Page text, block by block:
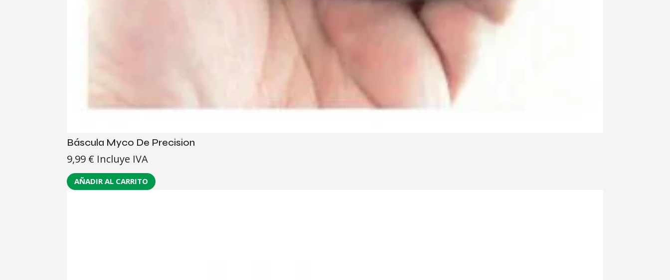
Báscula Myco De Precision
9,99 € Incluye IVA
AÑADIR AL CARRITO